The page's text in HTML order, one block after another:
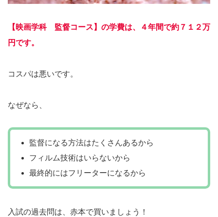
【映画学科 監督コース】の学費は、４年間で約７１２万
円です。
コスパは悪いです。
なぜなら、
監督になる方法はたくさんあるから
フィルム技術はいらないから
最終的にはフリーターになるから
入試の過去問は、赤本で買いましょう！